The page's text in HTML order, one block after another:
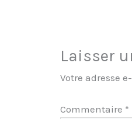
Laisser
Votre adresse
Commentaire *